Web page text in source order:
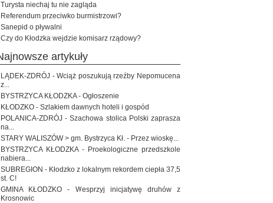
Turysta niechaj tu nie zagląda
Referendum przeciwko burmistrzowi?
Sanepid o pływalni
Czy do Kłodzka wejdzie komisarz rządowy?
najnowsze artykuły
LĄDEK-ZDRÓJ - Wciąż poszukują rzeźby Nepomucena
z...
BYSTRZYCA KŁODZKA - Ogłoszenie
KŁODZKO - Szlakiem dawnych hoteli i gospód
POLANICA-ZDRÓJ - Szachowa stolica Polski zaprasza
na...
STARY WALISZÓW > gm. Bystrzyca Kł. - Przez wioskę...
BYSTRZYCA KŁODZKA - Proekologiczne przedszkole
nabiera...
SUBREGION - Kłodzko z lokalnym rekordem ciepła 37,5
st. C!
GMINA KŁODZKO - Wesprzyj inicjatywę druhów z
Krosnowic